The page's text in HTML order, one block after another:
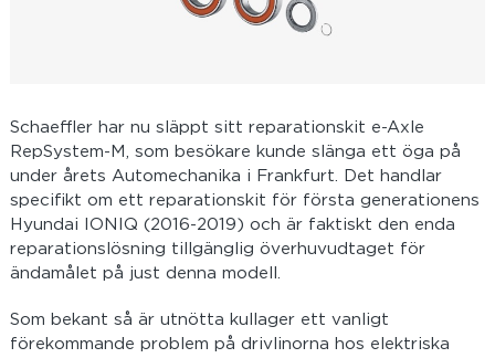
Schaeffler har nu släppt sitt reparationskit e-Axle
RepSystem-M, som besökare kunde slänga ett öga på
under årets Automechanika i Frankfurt. Det handlar
specifikt om ett reparationskit för första generationens
Hyundai IONIQ (2016-2019) och är faktiskt den enda
reparationslösning tillgänglig överhuvudtaget för
ändamålet på just denna modell.
Som bekant så är utnötta kullager ett vanligt
förekommande problem på drivlinorna hos elektriska